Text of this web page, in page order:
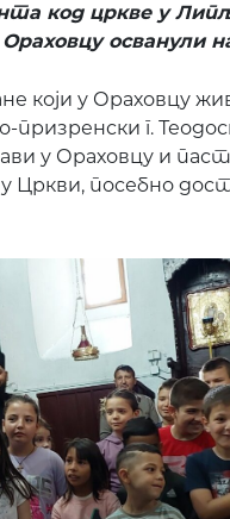
код цркве у
осванули
који у Ораховцу
г.
у Ораховцу и
посебно